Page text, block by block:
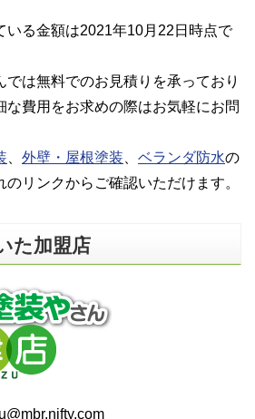
る金額は2021年10月22日時点で
は無料でのお見積りを承っており
な費用をお求めの際はお気軽にお問
外壁・屋根塗装 ベランダ防水の
リンクからご確認いただけます。
た加盟店